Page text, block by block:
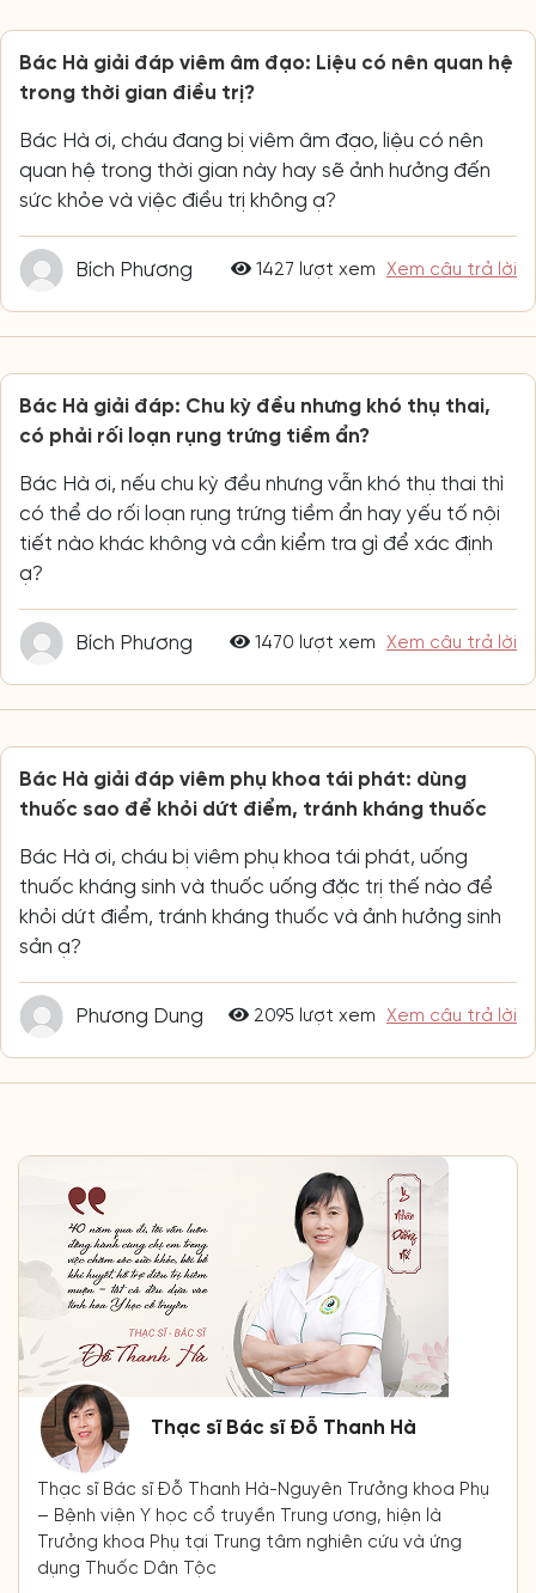
Bác Hà giải đáp viêm âm đạo: Liệu có nên quan hệ
trong thời gian điều trị?
Bác Hà ơi, cháu đang bị viêm âm đạo, liệu có nên
quan hệ trong thời gian này hay sẽ ảnh hưởng đến
sức khỏe và việc điều trị không ạ?
Bích Phương 1427 lượt xem Xem câu trả lời
Bác Hà giải đáp: Chu kỳ đều nhưng khó thụ thai,
có phải rối loạn rụng trứng tiềm ẩn?
Bác Hà ơi, nếu chu kỳ đều nhưng vẫn khó thụ thai thì
có thể do rối loạn rụng trứng tiềm ẩn hay yếu tố nội
tiết nào khác không và cần kiểm tra gì để xác định
ạ?
Bích Phương 1470 lượt xem Xem câu trả lời
Bác Hà giải đáp viêm phụ khoa tái phát: dùng
thuốc sao để khỏi dứt điểm, tránh kháng thuốc
Bác Hà ơi, cháu bị viêm phụ khoa tái phát, uống
thuốc kháng sinh và thuốc uống đặc trị thế nào để
khỏi dứt điểm, tránh kháng thuốc và ảnh hưởng sinh
sản ạ?
Phương Dung 2095 lượt xem Xem câu trả lời
Thạc sĩ Bác sĩ Đỗ Thanh Hà
Thạc sĩ Bác sĩ Đỗ Thanh Hà-Nguyên Trưởng khoa Phụ
– Bệnh viện Y học cổ truyền Trung ương, hiện là
Trưởng khoa Phụ tại Trung tâm nghiên cứu và ứng
dụng Thuốc Dân Tộc